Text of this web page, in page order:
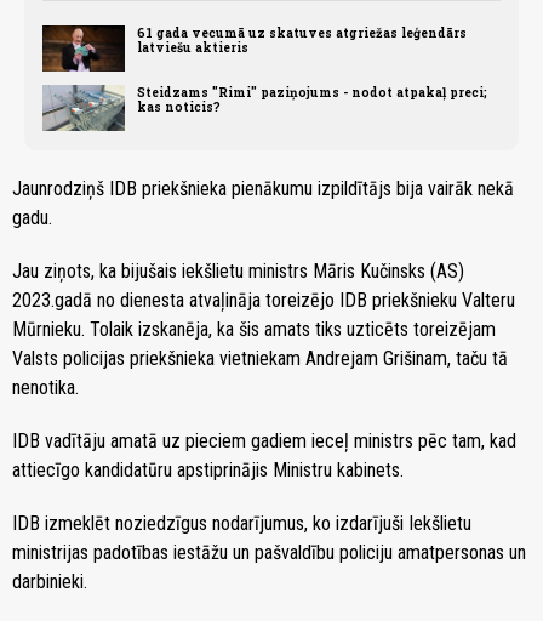
61 gada vecumā uz skatuves atgriežas leģendārs
latviešu aktieris
Steidzams "Rimi" paziņojums - nodot atpakaļ preci;
kas noticis?
Jaunrodziņš IDB priekšnieka pienākumu izpildītājs bija vairāk nekā
gadu.
Jau ziņots, ka bijušais iekšlietu ministrs Māris Kučinsks (AS)
2023.gadā no dienesta atvaļināja toreizējo IDB priekšnieku Valteru
Mūrnieku. Tolaik izskanēja, ka šis amats tiks uzticēts toreizējam
Valsts policijas priekšnieka vietniekam Andrejam Grišinam, taču tā
nenotika.
IDB vadītāju amatā uz pieciem gadiem ieceļ ministrs pēc tam, kad
attiecīgo kandidatūru apstiprinājis Ministru kabinets.
IDB izmeklēt noziedzīgus nodarījumus, ko izdarījuši Iekšlietu
ministrijas padotības iestāžu un pašvaldību policiju amatpersonas un
darbinieki.